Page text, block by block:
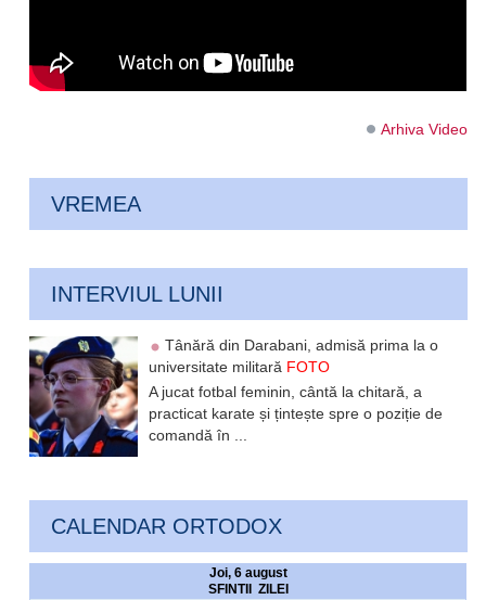
Arhiva Video
VREMEA
INTERVIUL LUNII
Tânără din Darabani, admisă prima la o
universitate militară FOTO
A jucat fotbal feminin, cântă la chitară, a
practicat karate și țintește spre o poziție de
comandă în ...
CALENDAR ORTODOX
Joi, 6 august
SFINTII ZILEI